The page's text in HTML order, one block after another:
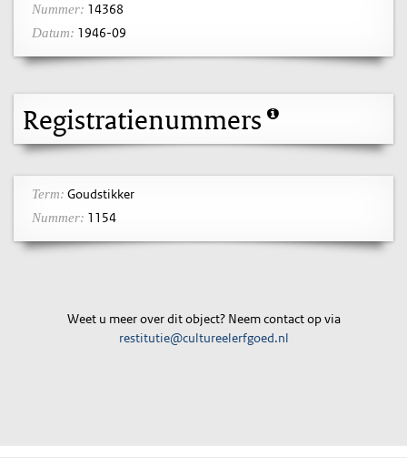
Nummer: 14368
Datum: 1946-09
Registratienummers
Term: Goudstikker
Nummer: 1154
Weet u meer over dit object? Neem contact op via
restitutie@cultureelerfgoed.nl